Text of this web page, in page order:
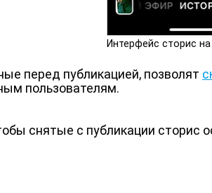
Интерфейc сторис на
перед публикацией, позволят
пользователям.
снятые с публикации сторис